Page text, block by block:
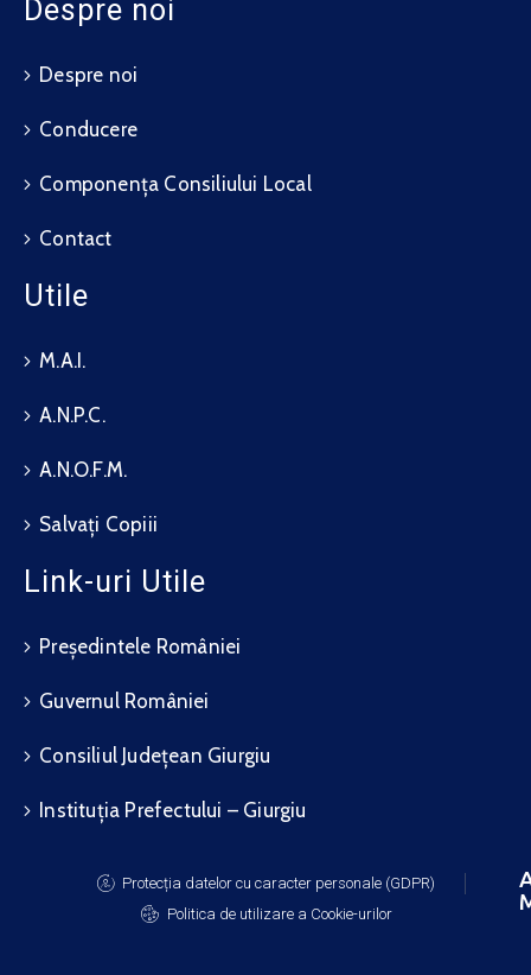
Despre noi
Despre noi
Conducere
Componența Consiliului Local
Contact
Utile
M.A.I.
A.N.P.C.
A.N.O.F.M.
Salvați Copiii
Link-uri Utile
Președintele României
Guvernul României
Consiliul Județean Giurgiu
Instituția Prefectului – Giurgiu
Protecția datelor cu caracter personale (GDPR)
Politica de utilizare a Cookie-urilor